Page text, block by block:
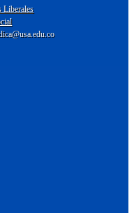
Liberales